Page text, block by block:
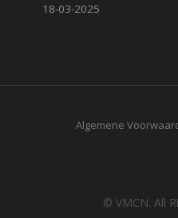
18-03-2025
Algemene
© VMCN. All